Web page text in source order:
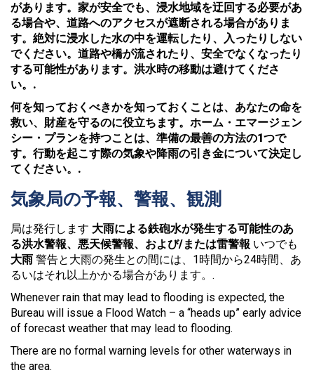
があります。家が安全でも、浸水地域を迂回する必要があ
る場合や、道路へのアクセスが遮断される場合がありま
す。絶対に浸水した水の中を運転したり、入ったりしない
でください。道路や橋が流されたり、安全でなくなったり
する可能性があります。洪水時の移動は避けてくださ
い。.
何を知っておくべきかを知っておくことは、あなたの命を
救い、財産を守るのに役立ちます。ホーム・エマージェン
シー・プランを持つことは、準備の最善の方法の1つで
す。行動を起こす際の気象や降雨の引き金について決定し
てください。.
気象局の予報、警報、観測
局は発行します 大雨による鉄砲水が発生する可能性のあ
る洪水警報、悪天候警報、および/または雷警報 いつでも
大雨 警告と大雨の発生との間には、1時間から24時間、あ
るいはそれ以上かかる場合があります。.
Whenever rain that may lead to flooding is expected, the
Bureau will issue a Flood Watch – a “heads up” early advice
of forecast weather that may lead to flooding.
There are no formal warning levels for other waterways in
the area.